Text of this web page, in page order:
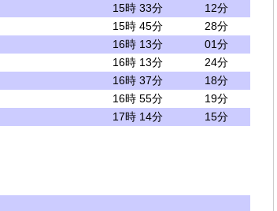
15時 33分
12分
15時 45分
28分
16時 13分
01分
16時 13分
24分
16時 37分
18分
16時 55分
19分
17時 14分 15分